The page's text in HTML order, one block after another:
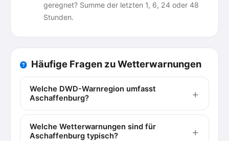
geregnet? Summe der letzten 1, 6, 24 oder 48
Stunden.
Häufige Fragen zu Wetterwarnungen
Welche DWD-Warnregion umfasst
Aschaffenburg?
Welche Wetterwarnungen sind für
Aschaffenburg typisch?